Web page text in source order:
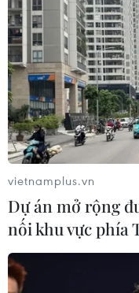
vietnamplus.vn
Dự án mở rộng
nối khu vực phía